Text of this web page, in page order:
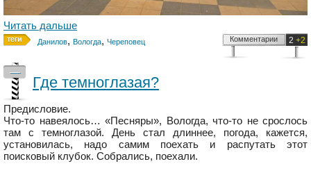
Читать дальше
Данилов, Вологда, Череповец 2 +2
Комментарии
—
Где темноглазая?
Предисловие.
Что-то навеялось… «Песняры», Вологда, что-то не срослось
там с темноглазой. День стал длиннее, погода, кажется,
установилась, надо самим поехать и распутать этот
поисковый клубок. Собрались, поехали.